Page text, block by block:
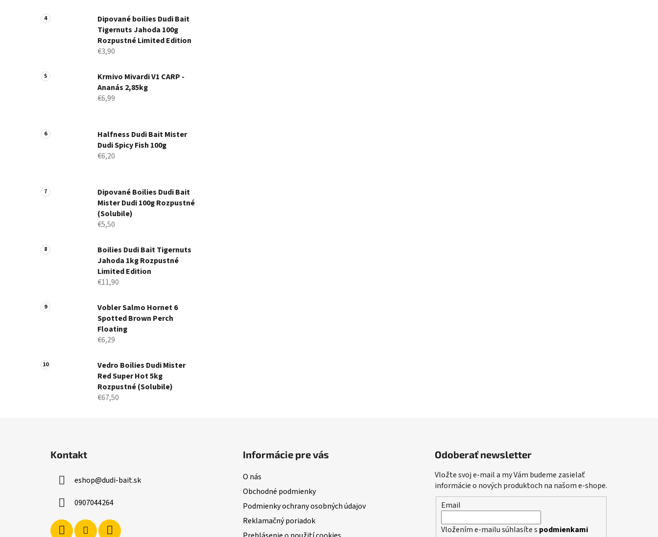
Dipované boilies Dudi Bait
Tigernuts Jahoda 100g
Rozpustné Limited Edition
€3,90
Krmivo Mivardi V1 CARP -
Ananás 2,85kg
€6,99
Halfness Dudi Bait Mister
Dudi Spicy Fish 100g
€6,20
Dipované Boilies Dudi Bait
Mister Dudi 100g Rozpustné
(Solubile)
€5,50
Boilies Dudi Bait Tigernuts
Jahoda 1kg Rozpustné
Limited Edition
€11,90
Vobler Salmo Hornet 6
Spotted Brown Perch
Floating
€6,29
Vedro Boilies Dudi Mister
Red Super Hot 5kg
Rozpustné (Solubile)
€67,50
Kontakt
eshop@dudi-bait.sk
0907044264
Informácie pre vás
O nás
Obchodné podmienky
Podmienky ochrany osobných údajov
Reklamačný poriadok
Odoberať newsletter
Vložte svoj e-mail a my Vám budeme zasielať
informácie o nových produktoch na našom e-shope.
Email
Vložením e-mailu súhlasíte s podmienkami